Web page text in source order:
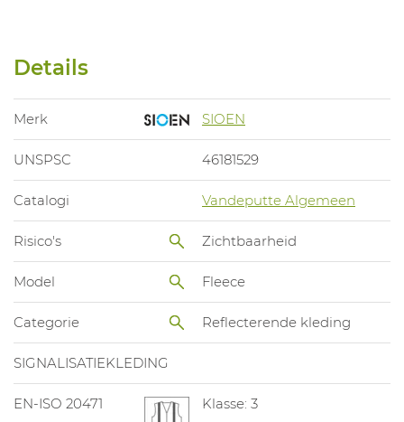
Details
Merk SIOEN
UNSPSC 46181529
Catalogi Vandeputte Algemeen
Risico's Zichtbaarheid
Model Fleece
Categorie Reflecterende kleding
SIGNALISATIEKLEDING
EN-ISO 20471 Klasse: 3